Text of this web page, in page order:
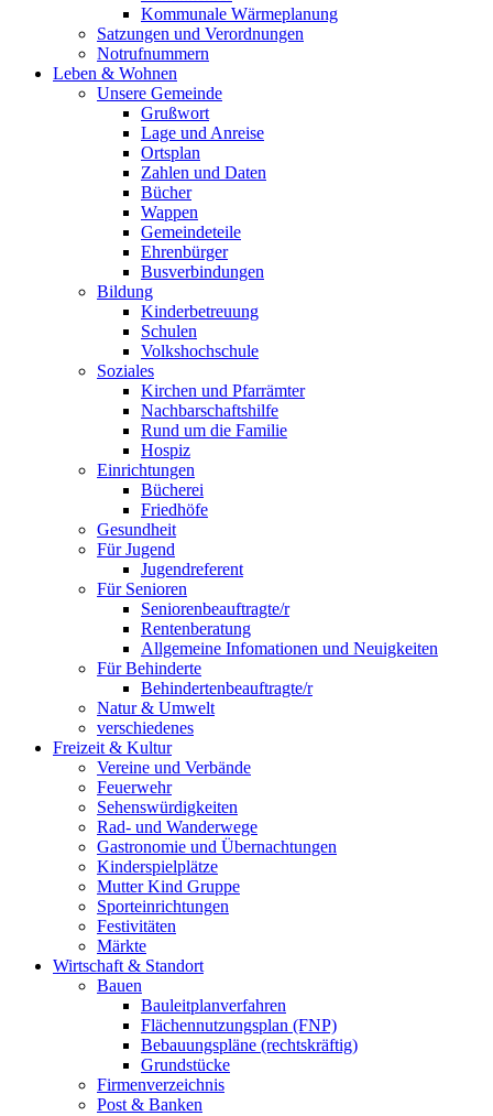
Kommunale Wärmeplanung
Satzungen und Verordnungen
Notrufnummern
Leben & Wohnen
Unsere Gemeinde
Grußwort
Lage und Anreise
Ortsplan
Zahlen und Daten
Bücher
Wappen
Gemeindeteile
Ehrenbürger
Busverbindungen
Bildung
Kinderbetreuung
Schulen
Volkshochschule
Soziales
Kirchen und Pfarrämter
Nachbarschaftshilfe
Rund um die Familie
Hospiz
Einrichtungen
Bücherei
Friedhöfe
Gesundheit
Für Jugend
Jugendreferent
Für Senioren
Seniorenbeauftragte/r
Rentenberatung
Allgemeine Infomationen und Neuigkeiten
Für Behinderte
Behindertenbeauftragte/r
Natur & Umwelt
verschiedenes
Freizeit & Kultur
Vereine und Verbände
Feuerwehr
Sehenswürdigkeiten
Rad- und Wanderwege
Gastronomie und Übernachtungen
Kinderspielplätze
Mutter Kind Gruppe
Sporteinrichtungen
Festivitäten
Märkte
Wirtschaft & Standort
Bauen
Bauleitplanverfahren
Flächennutzungsplan (FNP)
Bebauungspläne (rechtskräftig)
Grundstücke
Firmenverzeichnis
Post & Banken